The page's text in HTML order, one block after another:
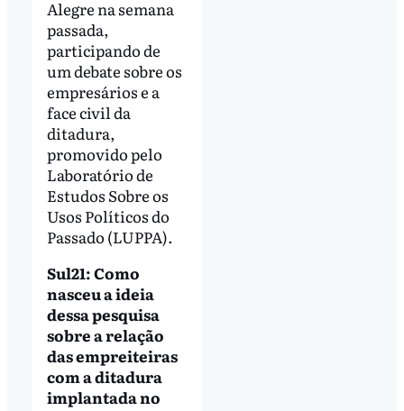
Alegre na semana
passada,
participando de
um debate sobre os
empresários e a
face civil da
ditadura,
promovido pelo
Laboratório de
Estudos Sobre os
Usos Políticos do
Passado (LUPPA).
Sul21: Como
nasceu a ideia
dessa pesquisa
sobre a relação
das empreiteiras
com a ditadura
implantada no